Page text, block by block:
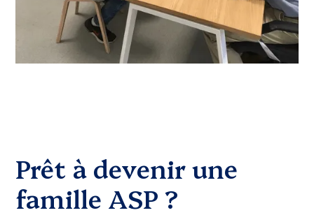
Prêt à devenir une
famille ASP ?